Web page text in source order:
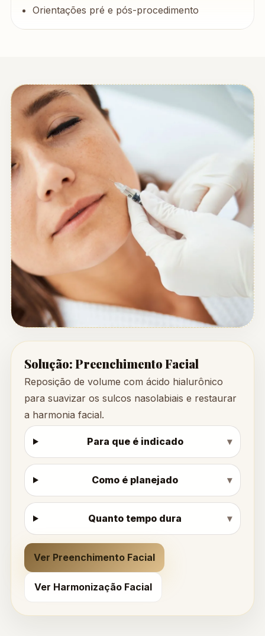
Orientações pré e pós-procedimento
Solução: Preenchimento Facial
Reposição de volume com ácido hialurônico
para suavizar os sulcos nasolabiais e restaurar
a harmonia facial.
Para que é indicado
Como é planejado
Quanto tempo dura
Ver Preenchimento Facial
Ver Harmonização Facial